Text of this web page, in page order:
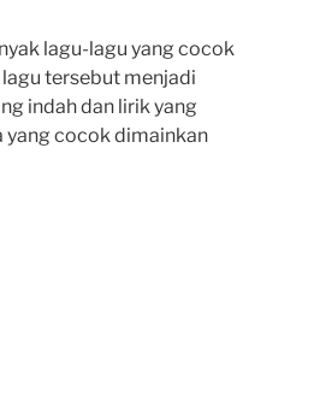
lagu-lagu yang cocok
tersebut menjadi
indah dan lirik yang
yang cocok dimainkan